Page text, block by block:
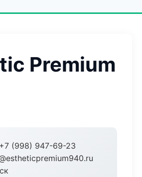
Premium
+7 (998) 947-69-23